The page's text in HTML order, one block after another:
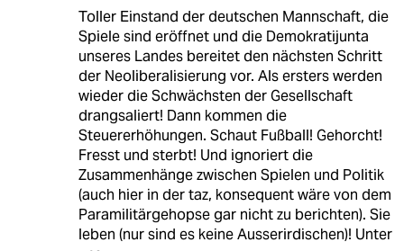
Toller Einstand der deutschen Mannschaft, die
Spiele sind eröffnet und die Demokratijunta
unseres Landes bereitet den nächsten Schritt
der Neoliberalisierung vor. Als ersters werden
wieder die Schwächsten der Gesellschaft
drangsaliert! Dann kommen die
Steuererhöhungen. Schaut Fußball! Gehorcht!
Fresst und sterbt! Und ignoriert die
Zusammenhänge zwischen Spielen und Politik
(auch hier in der taz, konsequent wäre von dem
Paramilitärgehopse gar nicht zu berichten). Sie
leben (nur sind es keine Ausserirdischen)! Unter